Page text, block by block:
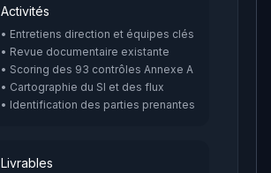
Activités
• Entretiens direction et équipes clés
• Revue documentaire existante
• Scoring des 93 contrôles Annexe A
• Cartographie du SI et des flux
• Identification des parties prenantes
Livrables